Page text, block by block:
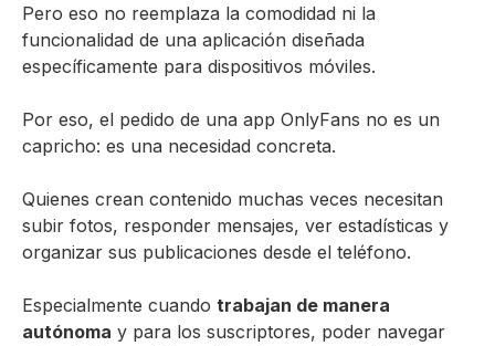
Pero eso no reemplaza la comodidad ni la
funcionalidad de una aplicación diseñada
específicamente para dispositivos móviles.
Por eso, el pedido de una app OnlyFans no es un
capricho: es una necesidad concreta.
Quienes crean contenido muchas veces necesitan
subir fotos, responder mensajes, ver estadísticas y
organizar sus publicaciones desde el teléfono.
Especialmente cuando trabajan de manera
autónoma y para los suscriptores, poder navegar